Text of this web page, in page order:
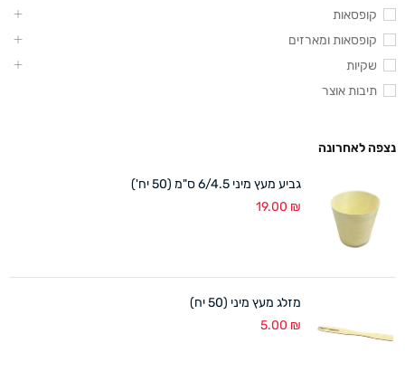
קופסאות
קופסאות ומארזים
שקיות
תיבות אוצר
נצפה לאחרונה
גביע מעץ מיני 6/4.5 ס"מ (50 יח')
19.00 ₪
מזלג מעץ מיני (50 יח)
5.00 ₪